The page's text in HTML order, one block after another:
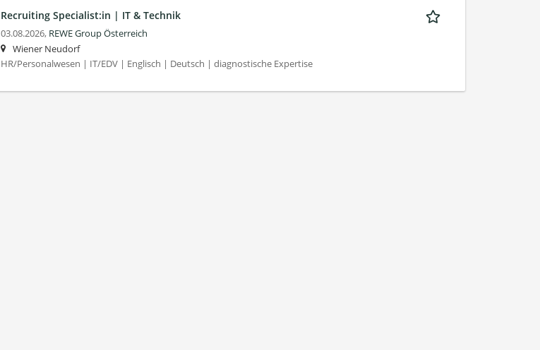
Recruiting Specialist:in | IT & Technik
03.08.2026, REWE Group Österreich
Wiener Neudorf
HR/Personalwesen | IT/EDV | Englisch | Deutsch | diagnostische Expertise